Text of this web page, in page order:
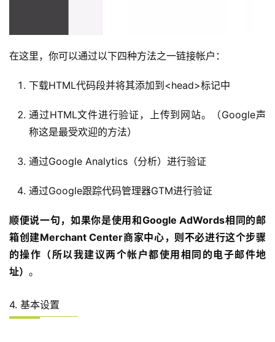
在这里，你可以通过以下四种方法之一链接帐户：
下载HTML代码段并将其添加到<head>标记中
通过HTML文件进行验证，上传到网站。（Google声
称这是最受欢迎的方法）
通过Google Analytics（分析）进行验证
通过Google跟踪代码管理器GTM进行验证
顺便说一句，如果你是使用和Google AdWords相同的邮
箱创建Merchant Center商家中心，则不必进行这个步骤
的操作（所以我建议两个帐户都使用相同的电子邮件地
址） 。
4. 基本设置